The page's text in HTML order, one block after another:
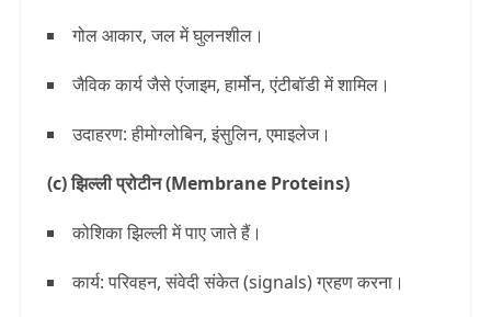
गोल आकार, जल में घुलनशील।
जैविक कार्य जैसे एंजाइम, हार्मोन, एंटीबॉडी में शामिल।
उदाहरण: हीमोग्लोबिन, इंसुलिन, एमाइलेज।
(c) झिल्ली प्रोटीन (Membrane Proteins)
कोशिका झिल्ली में पाए जाते हैं।
कार्य: परिवहन, संवेदी संकेत (signals) ग्रहण करना।